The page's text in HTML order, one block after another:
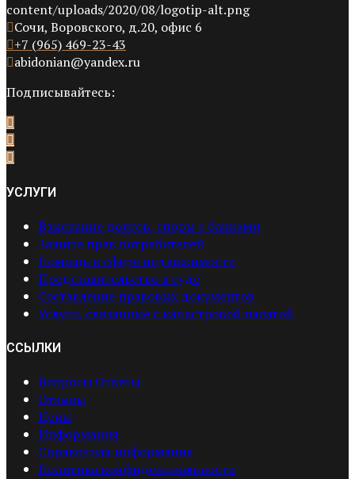
Сочи, Воровского, д.20, офис 6
+7 (965) 469-23-43
abidonian@yandex.ru
Подписывайтесь:
УСЛУГИ
Взыскание долгов, споры с банками
Защита прав потребителей
Помощь в сфере недвижимости
Представительство в суде
Составление правовых документов
Услуги, связанные с кадастровой палатой
ССЫЛКИ
Вопросы Ответы
Отзывы
Цены
Информация
Справочная информация
Политика конфиденциальности